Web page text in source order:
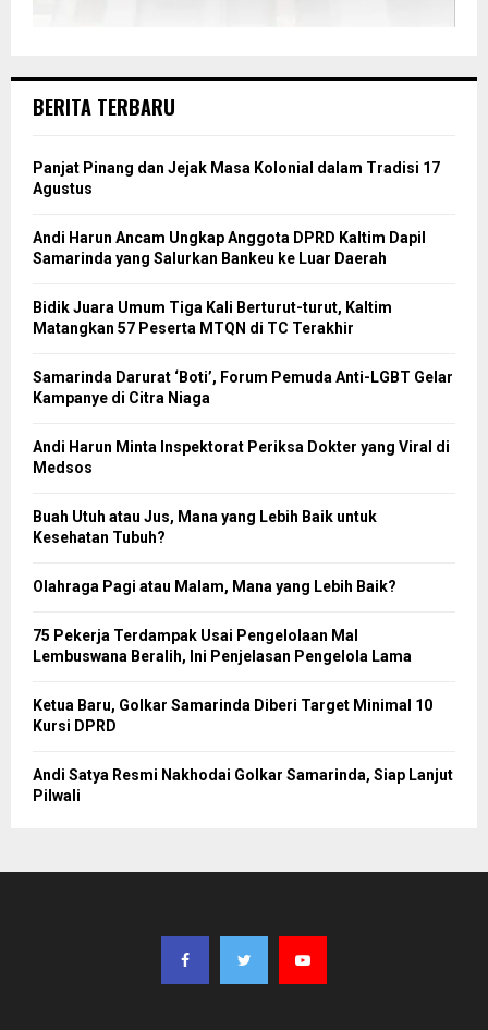
BERITA TERBARU
Panjat Pinang dan Jejak Masa Kolonial dalam Tradisi 17
Agustus
Andi Harun Ancam Ungkap Anggota DPRD Kaltim Dapil
Samarinda yang Salurkan Bankeu ke Luar Daerah
Bidik Juara Umum Tiga Kali Berturut-turut, Kaltim
Matangkan 57 Peserta MTQN di TC Terakhir
Samarinda Darurat ‘Boti’, Forum Pemuda Anti-LGBT Gelar
Kampanye di Citra Niaga
Andi Harun Minta Inspektorat Periksa Dokter yang Viral di
Medsos
Buah Utuh atau Jus, Mana yang Lebih Baik untuk
Kesehatan Tubuh?
Olahraga Pagi atau Malam, Mana yang Lebih Baik?
75 Pekerja Terdampak Usai Pengelolaan Mal
Lembuswana Beralih, Ini Penjelasan Pengelola Lama
Ketua Baru, Golkar Samarinda Diberi Target Minimal 10
Kursi DPRD
Andi Satya Resmi Nakhodai Golkar Samarinda, Siap Lanjut
Pilwali